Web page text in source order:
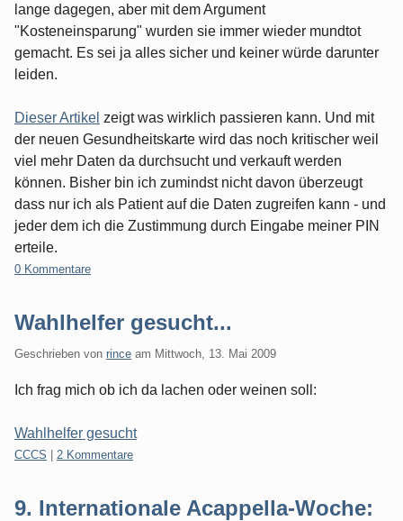
lange dagegen, aber mit dem Argument
"Kosteneinsparung" wurden sie immer wieder mundtot
gemacht. Es sei ja alles sicher und keiner würde darunter
leiden.
Dieser Artikel zeigt was wirklich passieren kann. Und mit
der neuen Gesundheitskarte wird das noch kritischer weil
viel mehr Daten da durchsucht und verkauft werden
können. Bisher bin ich zumindst nicht davon überzeugt
dass nur ich als Patient auf die Daten zugreifen kann - und
jeder dem ich die Zustimmung durch Eingabe meiner PIN
erteile.
0 Kommentare
Wahlhelfer gesucht...
Geschrieben von rince am Mittwoch, 13. Mai 2009
Ich frag mich ob ich da lachen oder weinen soll:
Wahlhelfer gesucht
Kategorien:
CCCS 2 Kommentare
9. Internationale Acappella-Woche: